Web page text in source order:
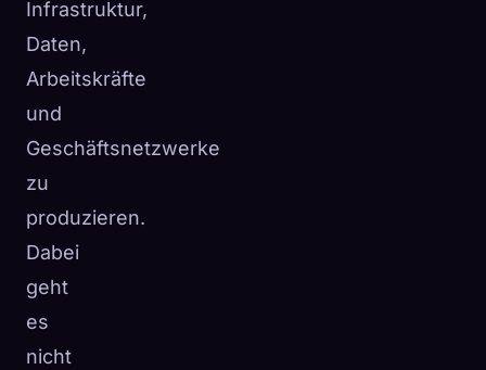
Infrastruktur,
Daten,
Arbeitskräfte
und
Geschäftsnetzwerke
zu
produzieren.
Dabei
geht
es
nicht